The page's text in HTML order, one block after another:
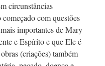
circunstâncias
com questões
importantes de Mary
e Espírito e que Ele é
(criações) também